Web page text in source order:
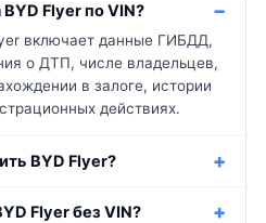
Flyer по VIN?
включает данные ГИБДД,
о ДТП, числе владельцев,
в залоге, истории
действиях.
BYD Flyer?
Flyer без VIN?